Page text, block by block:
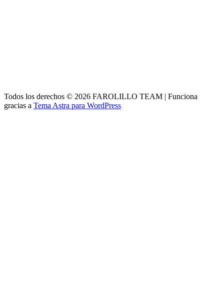
Todos los derechos © 2026 FAROLILLO TEAM | Funciona
gracias a Tema Astra para WordPress